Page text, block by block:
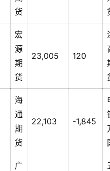
货
宏
源
期
货
23,005 120
海
通
期
货
22,103 -1,845
广